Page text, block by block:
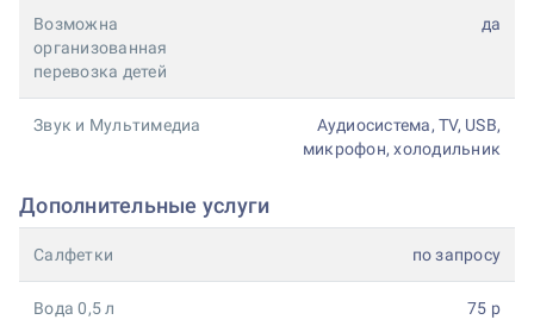
Возможна
организованная
перевозка детей
да
Звук и Мультимедиа
Аудиосистема, TV, USB,
микрофон, холодильник
Дополнительные услуги
Салфетки по запросу
Вода 0,5 л 75 р